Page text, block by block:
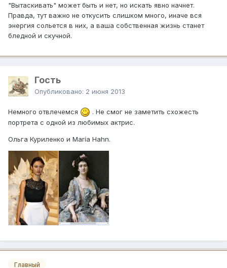
"Вытаскивать" может быть и нет, но искать явно начнет.
Правда, тут важно не откусить слишком много, иначе вся
энергия сольется в них, а ваша собственная жизнь станет
бледной и скучной.
Гость
Опубликовано: 2 июня 2013
Немного отвлечемся
. Не смог не заметить схожесть
портрета с одной из любимых актрис.
Ольга Куриленко и María Hahn.
Главный